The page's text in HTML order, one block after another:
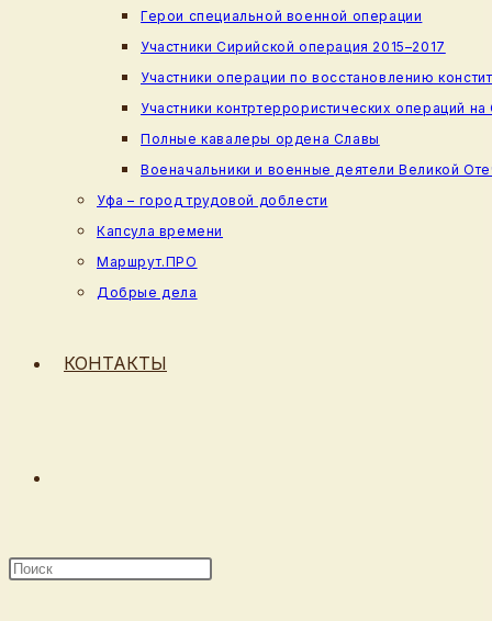
Герои специальной военной операции
Участники Сирийской операция 2015–2017
Участники операции по восстановлению
Участники контртеррористических операций
Полные кавалеры ордена Славы
Военачальники и военные деятели Великой
Уфа – город трудовой доблести
Капсула времени
Маршрут.ПРО
Добрые дела
КОНТАКТЫ